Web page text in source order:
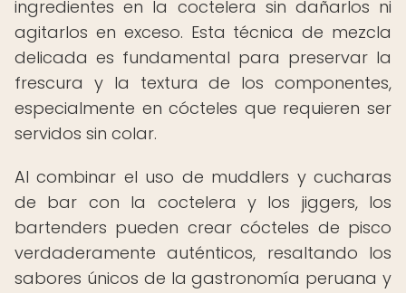
ingredientes en la coctelera sin dañarlos ni
agitarlos en exceso. Esta técnica de mezcla
delicada es fundamental para preservar la
frescura y la textura de los componentes,
especialmente en cócteles que requieren ser
servidos sin colar.
Al combinar el uso de muddlers y cucharas
de bar con la coctelera y los jiggers, los
bartenders pueden crear cócteles de pisco
verdaderamente auténticos, resaltando los
sabores únicos de la gastronomía peruana y